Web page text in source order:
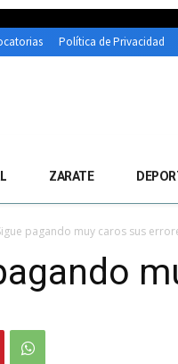
Política de Privacidad
ZARATE
pagando muy caros sus